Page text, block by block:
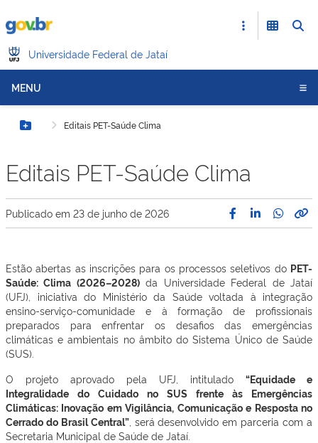
Universidade Federal de Jataí
MENU
Botão MenuEditais PET-Saúde Clima
Editais PET-Saúde Clima
Publicado em 23 de junho de 2026
Estão abertas as inscrições para os processos seletivos do PET-
Saúde: Clima (2026–2028)da Universidade Federal de Jataí
(UFJ), iniciativa do Ministério da Saúde voltada à integração
ensino-serviço-comunidade e à formação de profissionais
preparados para enfrentar os desafios das emergências
climáticas e ambientais no âmbito do Sistema Único de Saúde
(SUS).
O projeto aprovado pela UFJ, intitulado “Equidade e
Integralidade do Cuidado no SUS frente às Emergências
Climáticas: Inovação em Vigilância, Comunicação e Resposta no
Cerrado do Brasil Central”, será desenvolvido em parceria com a
Secretaria Municipal de Saúde de Jataí.